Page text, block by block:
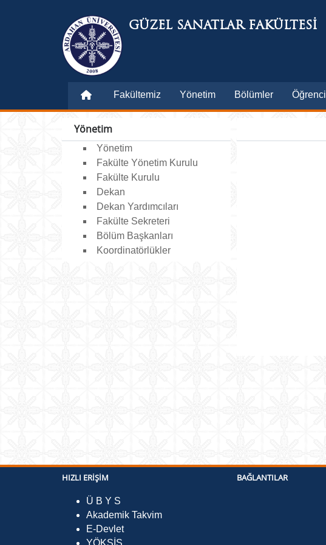
GÜZEL SANATLAR FAKÜLTESİ
Fakültemiz Yönetim Bölümler Öğrenci
Yönetim
Yönetim
Fakülte Yönetim Kurulu
Fakülte Kurulu
Dekan
Dekan Yardımcıları
Fakülte Sekreteri
Bölüm Başkanları
Koordinatörlükler
HIZLI ERIŞIM
Ü B Y S
Akademik Takvim
E-Devlet
YÖKSİS
BAĞLANTILAR